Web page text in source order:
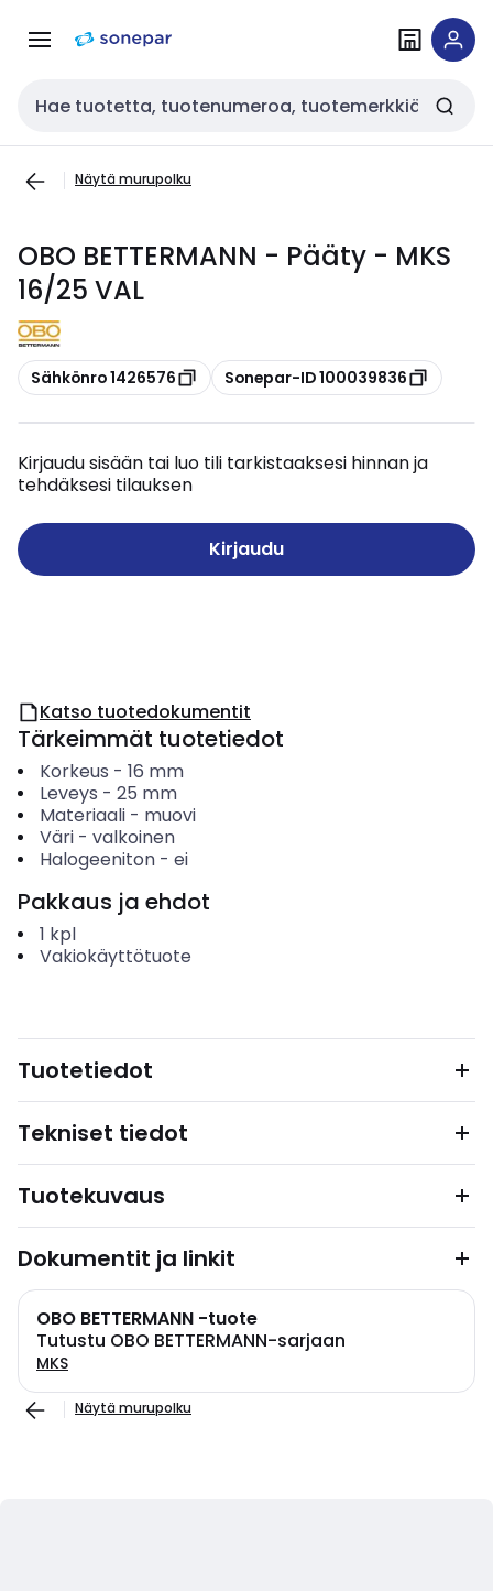
navigointiinsisältöön
Haku
Näytä murupolku
OBO BETTERMANN - Pääty - MKS
16/25 VAL
Kopioi
Sähkönro 1426576 Kopioi
Sonepar-ID 100039836
Kirjaudu sisään tai luo tili tarkistaaksesi hinnan ja
tehdäksesi tilauksen
Kirjaudu
Katso tuotedokumentit
Tärkeimmät tuotetiedot
Korkeus - 16 mm
Leveys - 25 mm
Materiaali- muovi
Väri- valkoinen
Halogeeniton- ei
Pakkaus ja ehdot
1 kpl
Vakiokäyttötuote
Tuotetiedot
Tekniset tiedot
Tuotekuvaus
Dokumentit ja linkit
OBO BETTERMANN -tuote
Tutustu OBO BETTERMANN-sarjaan
MKS
Näytä murupolku